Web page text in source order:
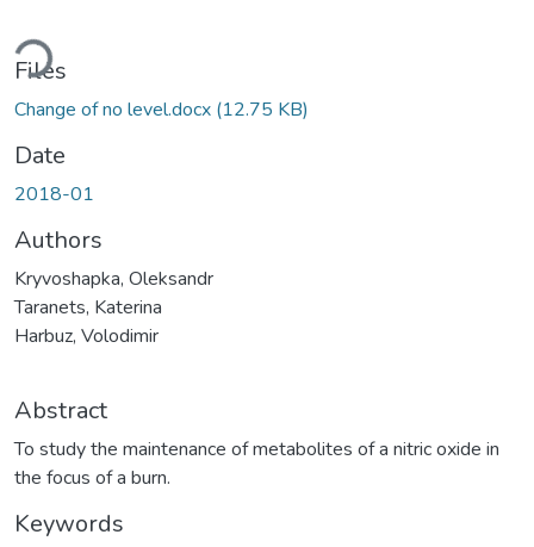
Files
Change of no level.docx (12.75 KB)
Date
2018-01
Authors
Kryvoshapka, Oleksandr
Taranets, Katerina
Harbuz, Volodimir
Abstract
To study the maintenance of metabolites of a nitric oxide in
the focus of a burn.
Keywords